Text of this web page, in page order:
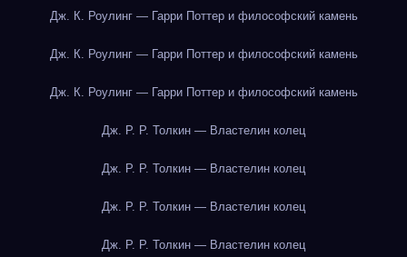
Дж. К. Роулинг — Гарри Поттер и философский камень
Дж. К. Роулинг — Гарри Поттер и философский камень
Дж. К. Роулинг — Гарри Поттер и философский камень
Дж. Р. Р. Толкин — Властелин колец
Дж. Р. Р. Толкин — Властелин колец
Дж. Р. Р. Толкин — Властелин колец
Дж. Р. Р. Толкин — Властелин колец